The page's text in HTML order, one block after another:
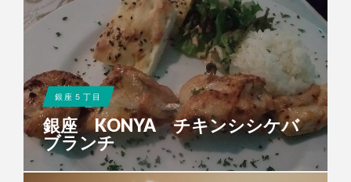
銀座５丁目
銀座 KONYA チキンシシケバ
ブランチ